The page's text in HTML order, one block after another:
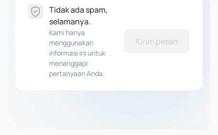
Tidak ada spam,
selamanya.
Kami hanya
menggunakan
informasi ini untuk
menanggapi
pertanyaan Anda.
Kirim pesan